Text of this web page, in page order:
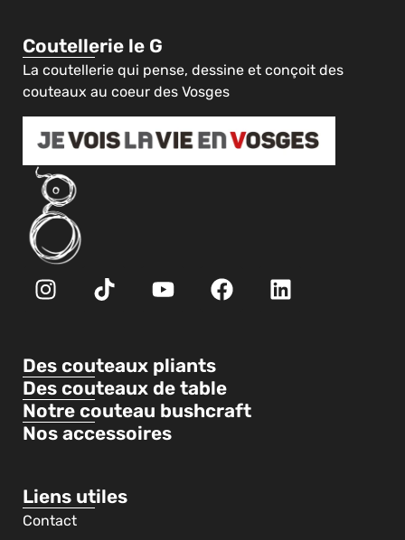
Coutellerie le G
La coutellerie qui pense, dessine et conçoit des
couteaux au coeur des Vosges
Des couteaux pliants
Des couteaux de table
Notre couteau bushcraft
Nos accessoires
Liens utiles
Contact